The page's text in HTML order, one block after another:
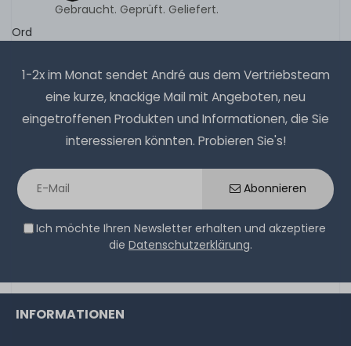
Gebraucht. Geprüft. Geliefert.
Ord
1-2x im Monat sendet André aus dem Vertriebsteam
eine kurze, knackige Mail mit Angeboten, neu
eingetroffenen Produkten und Informationen, die Sie
interessieren könnten. Probieren Sie's!
Abonnieren
Ich möchte Ihren Newsletter erhalten und akzeptiere
die Datenschutzerklärung.
INFORMATIONEN